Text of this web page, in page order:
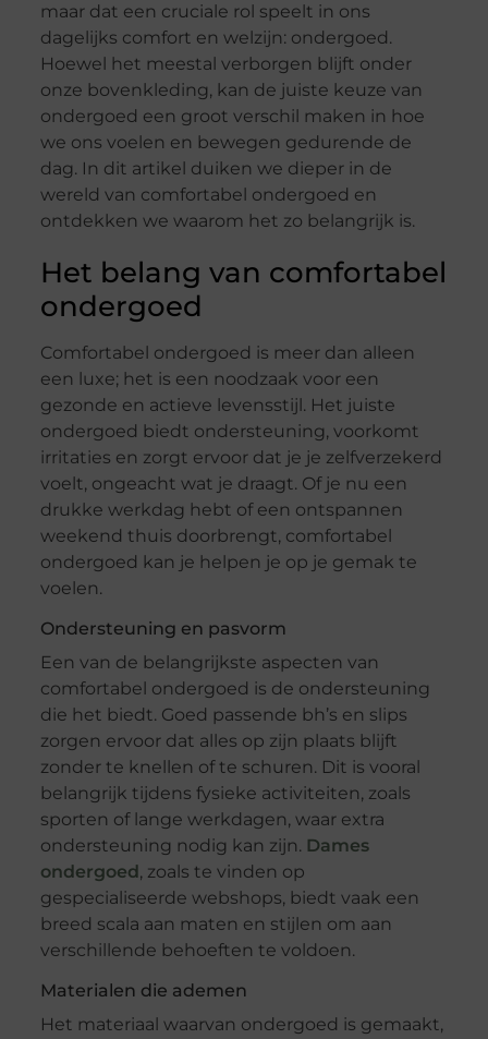
maar dat een cruciale rol speelt in ons
dagelijks comfort en welzijn: ondergoed.
Hoewel het meestal verborgen blijft onder
onze bovenkleding, kan de juiste keuze van
ondergoed een groot verschil maken in hoe
we ons voelen en bewegen gedurende de
dag. In dit artikel duiken we dieper in de
wereld van comfortabel ondergoed en
ontdekken we waarom het zo belangrijk is.
Het belang van comfortabel
ondergoed
Comfortabel ondergoed is meer dan alleen
een luxe; het is een noodzaak voor een
gezonde en actieve levensstijl. Het juiste
ondergoed biedt ondersteuning, voorkomt
irritaties en zorgt ervoor dat je je zelfverzekerd
voelt, ongeacht wat je draagt. Of je nu een
drukke werkdag hebt of een ontspannen
weekend thuis doorbrengt, comfortabel
ondergoed kan je helpen je op je gemak te
voelen.
Ondersteuning en pasvorm
Een van de belangrijkste aspecten van
comfortabel ondergoed is de ondersteuning
die het biedt. Goed passende bh’s en slips
zorgen ervoor dat alles op zijn plaats blijft
zonder te knellen of te schuren. Dit is vooral
belangrijk tijdens fysieke activiteiten, zoals
sporten of lange werkdagen, waar extra
ondersteuning nodig kan zijn. Dames
ondergoed, zoals te vinden op
gespecialiseerde webshops, biedt vaak een
breed scala aan maten en stijlen om aan
verschillende behoeften te voldoen.
Materialen die ademen
Het materiaal waarvan ondergoed is gemaakt,